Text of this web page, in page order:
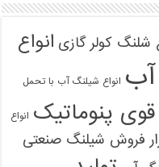
شلنگ کولر گازی انواع
انواع شیلنگ آب با تحمل
پنوماتیک انواع
فروش شیلنگ صنعتی